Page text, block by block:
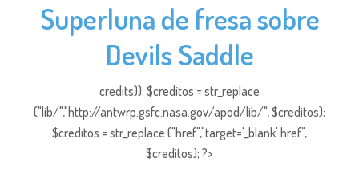
Superluna de fresa sobre
Devils Saddle
credits)); $creditos = str_replace
("lib/","http://antwrp.gsfc.nasa.gov/apod/lib/", $creditos);
$creditos = str_replace ("href","target='_blank' href",
$creditos); ?>